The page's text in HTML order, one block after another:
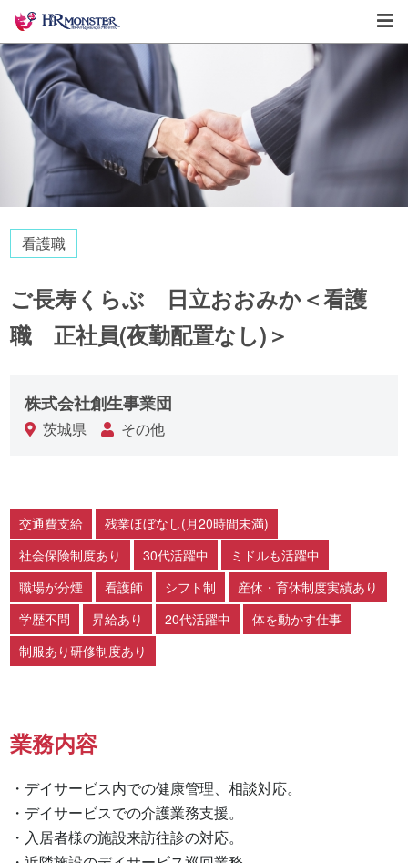
看護職
ご長寿くらぶ 日立おおみか＜看護
職 正社員(夜勤配置なし)＞
株式会社創生事業団
茨城県 その他
交通費支給
残業ほぼなし(月20時間未満)
社会保険制度あり
30代活躍中
ミドルも活躍中
職場が分煙
看護師 シフト制
産休・育休制度実績あり
学歴不問
昇給あり 20代活躍中
体を動かす仕事
制服あり研修制度あり
業務内容
・デイサービス内での健康管理、相談対応。
・デイサービスでの介護業務支援。
・入居者様の施設来訪往診の対応。